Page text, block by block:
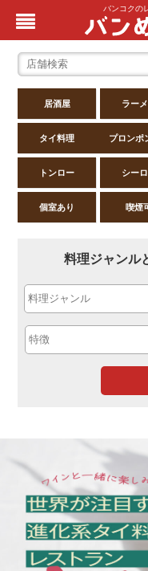
バンコクの
居酒屋 ラー
タイ料理 プロンポ
トンロー シー
個室あり 喫煙
料理ジャンル